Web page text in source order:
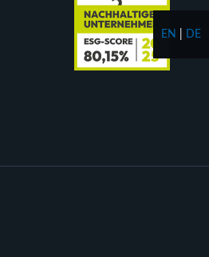
EN DE